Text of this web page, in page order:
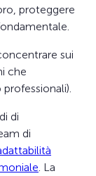
proteggere
sui
che
di
di
. La